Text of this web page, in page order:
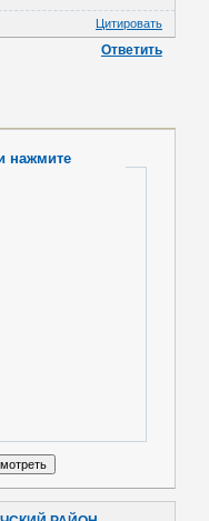
Цитировать
Ответить
нажмите